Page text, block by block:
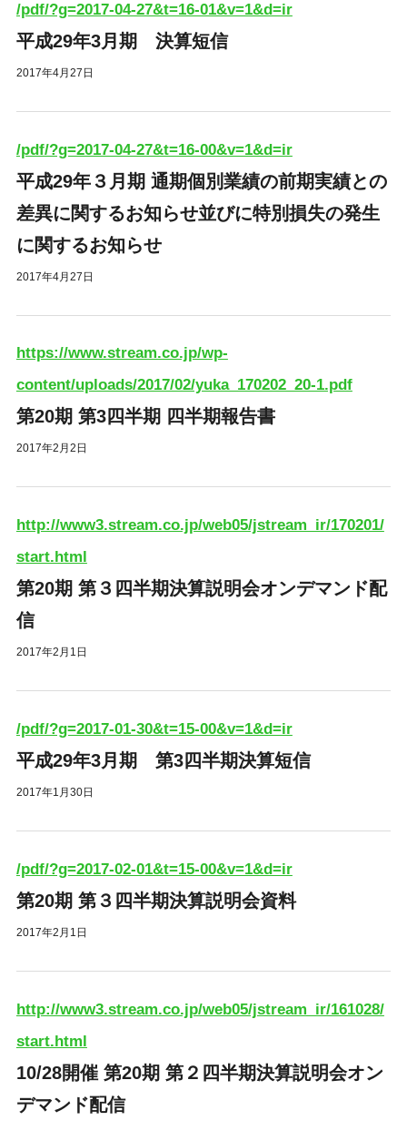
/pdf/?g=2017-04-27&t=16-01&v=1&d=ir
平成29年3月期 決算短信
2017年4月27日
/pdf/?g=2017-04-27&t=16-00&v=1&d=ir
平成29年３月期 通期個別業績の前期実績との
差異に関するお知らせ並びに特別損失の発生
に関するお知らせ
2017年4月27日
https://www.stream.co.jp/wp-
content/uploads/2017/02/yuka_170202_20-1.pdf
第20期 第3四半期 四半期報告書
2017年2月2日
http://www3.stream.co.jp/web05/jstream_ir/170201/
start.html
第20期 第３四半期決算説明会オンデマンド配
信
2017年2月1日
/pdf/?g=2017-01-30&t=15-00&v=1&d=ir
平成29年3月期 第3四半期決算短信
2017年1月30日
/pdf/?g=2017-02-01&t=15-00&v=1&d=ir
第20期 第３四半期決算説明会資料
2017年2月1日
http://www3.stream.co.jp/web05/jstream_ir/161028/
start.html
10/28開催 第20期 第２四半期決算説明会オン
デマンド配信